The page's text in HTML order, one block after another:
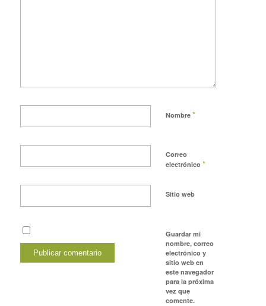
Nombre *
Correo
electrónico *
Sitio web
Guardar mi
nombre, correo
electrónico y
sitio web en
este navegador
para la próxima
vez que
comente.